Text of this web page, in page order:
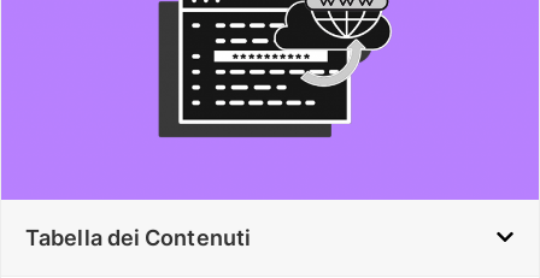
Tabella dei Contenuti